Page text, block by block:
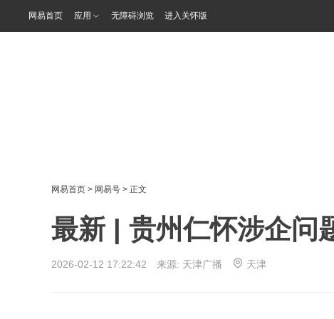
网易首页 应用 无障碍浏览 进入关怀版
网易首页 > 网易号 > 正文
最新 | 贵州仁怀涉企问
2026-02-12 17:22:42 来源: 天津广播 天津